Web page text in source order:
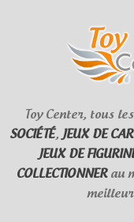
Toy Center, tous
SOCIÉTÉ, JEUX DE
JEUX DE
COLLECTIONNERau